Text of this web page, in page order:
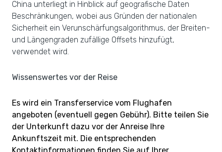
China unterliegt in Hinblick auf geografische Daten
Beschränkungen, wobei aus Gründen der nationalen
Sicherheit ein Verunschärfungsalgorithmus, der Breiten-
und Längengraden zufällige Offsets hinzufügt,
verwendet wird.
Wissenswertes vor der Reise
Es wird ein Transferservice vom Flughafen
angeboten (eventuell gegen Gebühr). Bitte teilen Sie
der Unterkunft dazu vor der Anreise Ihre
Ankunftszeit mit. Die entsprechenden